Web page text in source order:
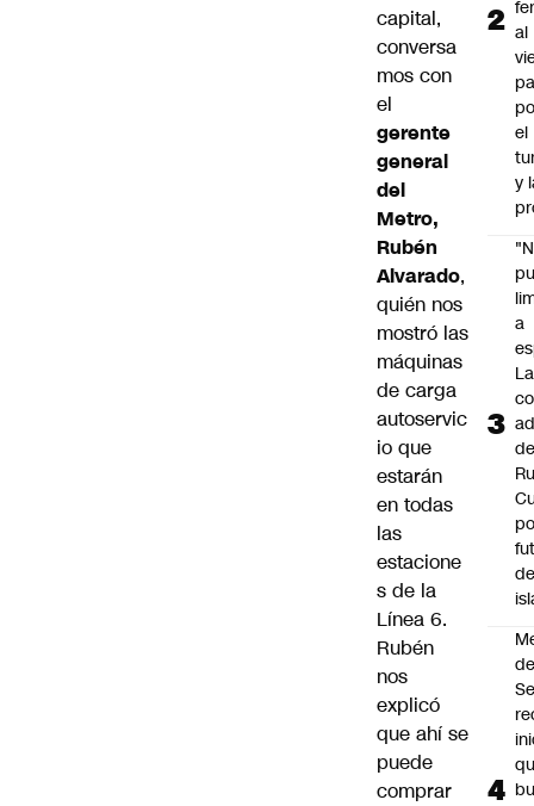
capital,
conversa
mos con
el
gerente
general
del
Metro,
Rubén
Alvarado,
quién nos
mostró las
máquinas
de carga
autoservic
io que
estarán
en todas
las
estacione
s de la
Línea 6.
Rubén
nos
explicó
que ahí se
puede
comprar
al
el
y
a
La
de